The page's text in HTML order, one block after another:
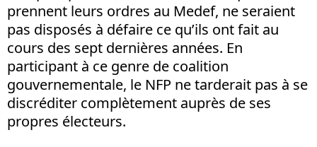
prennent leurs ordres au Medef, ne seraient
pas disposés à défaire ce qu’ils ont fait au
cours des sept dernières années. En
participant à ce genre de coalition
gouvernementale, le NFP ne tarderait pas à se
discréditer complètement auprès de ses
propres électeurs.